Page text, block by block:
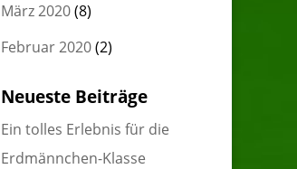
März 2020(8)
Februar 2020(2)
Neueste Beiträge
Ein tolles Erlebnis für die
Erdmännchen-Klasse